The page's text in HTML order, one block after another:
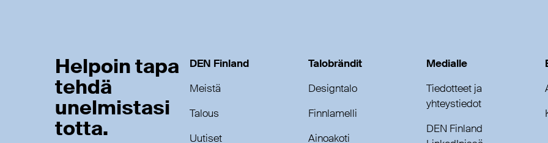
Helpoin tapa
tehdä
unelmistasi
totta.
DEN Finland
Meistä
Talous
Uutiset
Talobrändit
Designtalo
Finnlamelli
Ainoakoti
Medialle
Tiedotteet ja
yhteystiedot
DEN Finland